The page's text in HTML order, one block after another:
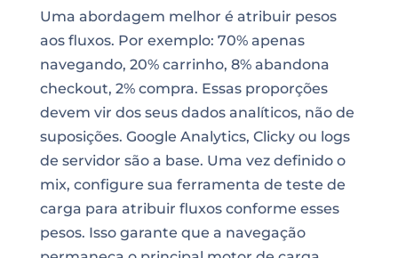
Uma abordagem melhor é atribuir pesos
aos fluxos. Por exemplo: 70% apenas
navegando, 20% carrinho, 8% abandona
checkout, 2% compra. Essas proporções
devem vir dos seus dados analíticos, não de
suposições. Google Analytics, Clicky ou logs
de servidor são a base. Uma vez definido o
mix, configure sua ferramenta de teste de
carga para atribuir fluxos conforme esses
pesos. Isso garante que a navegação